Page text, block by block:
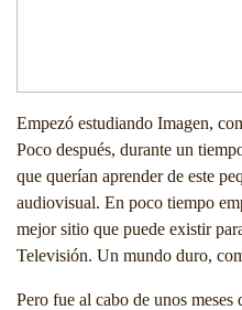
Empezó estudiando Imagen,
Poco después, durante un
que querían aprender de este
audiovisual. En poco tiempo
mejor sitio que puede existir
Televisión. Un mundo duro,
Pero fue al cabo de unos meses